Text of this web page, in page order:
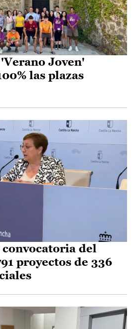
Joven'
las plazas
del
proyectos de 336